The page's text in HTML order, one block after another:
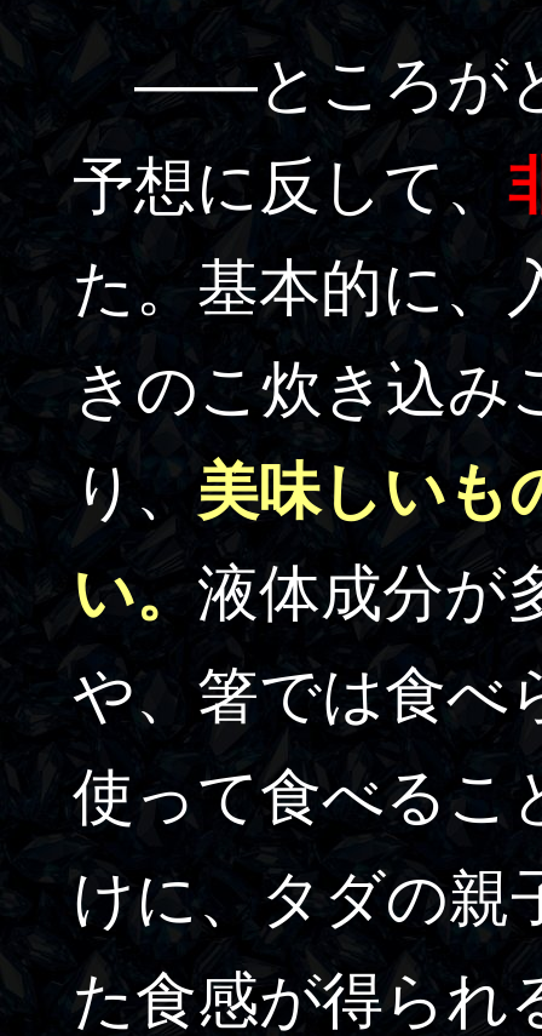
――ところがど
予想に反して、
た。基本的に、
きのこ炊き込み
り、 美味しいも
い。 液体成分が
や、箸では食べ
使って食べるこ
けに、タダの親
た食感が得られ